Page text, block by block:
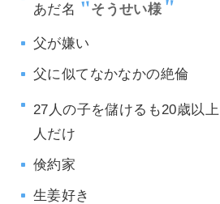
あだ名 そうせい様
父が嫌い
父に似てなかなかの絶倫
27人の子を儲けるも20歳以
人だけ
倹約家
生姜好き